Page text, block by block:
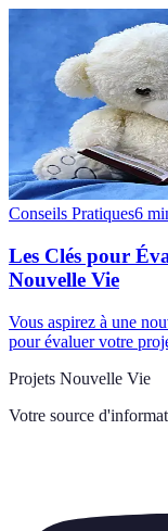
Conseils Pratiques6
Les Clés pour
Nouvelle Vie
Vous aspirez à une
pour évaluer votre
Projets Nouvelle Vie
Votre source